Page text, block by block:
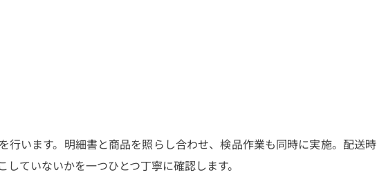
行います。明細書と商品を照らし合わせ、検品作業も同時に実施。配送時
ていないかを一つひとつ丁寧に確認します。